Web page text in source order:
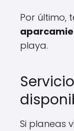
Por último,
playa.
Si planeas